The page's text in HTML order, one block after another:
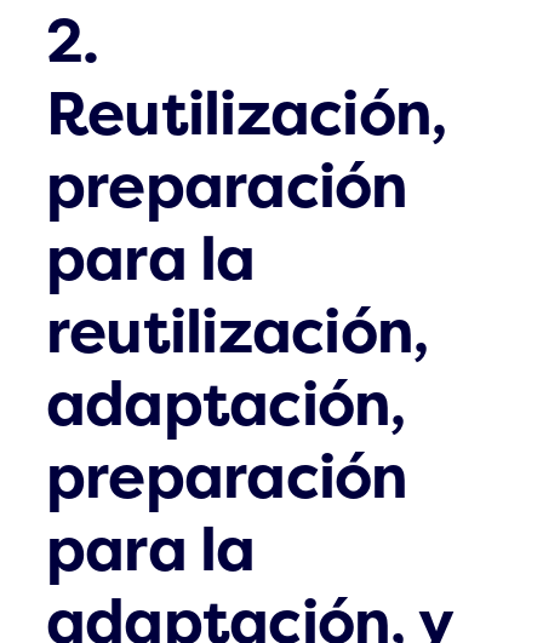
2.
Reutilización,
preparación
para la
reutilización,
adaptación,
preparación
para la
adaptación, y